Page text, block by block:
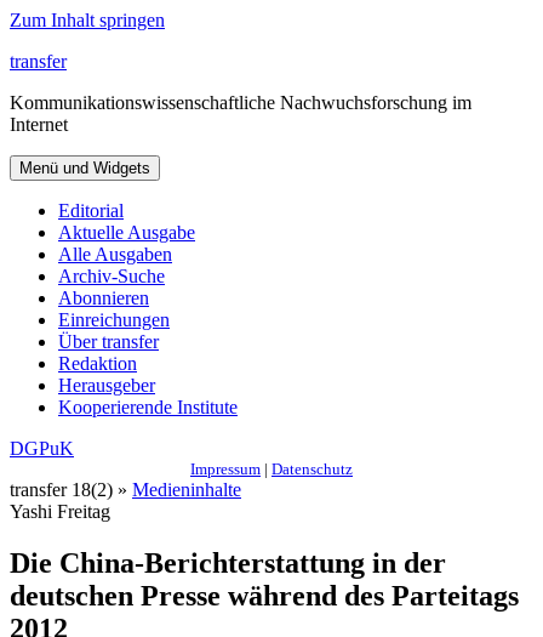
Zum Inhalt springen
transfer
Kommunikationswissenschaftliche Nachwuchsforschung im
Internet
Menü und Widgets
Editorial
Aktuelle Ausgabe
Alle Ausgaben
Archiv-Suche
Abonnieren
Einreichungen
Über transfer
Redaktion
Herausgeber
Kooperierende Institute
DGPuK
Impressum | Datenschutz
transfer 18(2) » Medieninhalte
Yashi Freitag
Die China-Berichterstattung in der
deutschen Presse während des Parteitags
2012